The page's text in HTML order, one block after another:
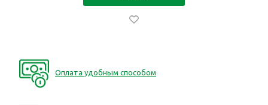
Оплата удобным способом